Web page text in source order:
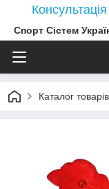
Спорт Сістем
Каталог товарів